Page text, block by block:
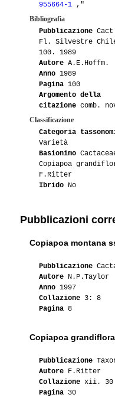
955664-1 ,"
Bibliografia
Pubblicazione
Fl. Silvestre
100. 1989
Autore A.E.Hoffm.
Anno 1989
Pagina 100
Argomento della
citazione comb.
Classificazione
Categoria
Varietà
Basionimo
Copiapoa
F.Ritter
Ibrido No
Pubblicazioni
Copiapoa montana
Pubblicazione
Autore N.P.Taylor
Anno 1997
Collazione 3: 8
Pagina 8
Copiapoa grandiflora
Pubblicazione
Autore F.Ritter
Collazione xii. 30
Pagina 30